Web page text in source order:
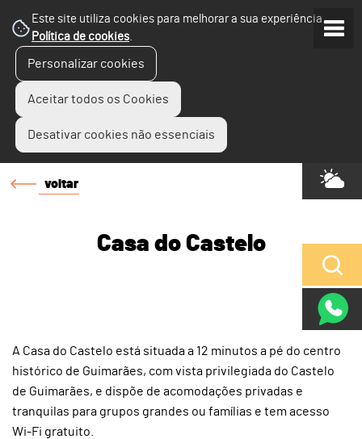
Este site utiliza cookies para melhorar a sua experiência.
Política de cookies.
Personalizar cookies
Aceitar todos os Cookies
Desativar cookies não essenciais
voltar
Casa do Castelo
A Casa do Castelo está situada a 12 minutos a pé do centro
histórico de Guimarães, com vista privilegiada do Castelo
de Guimarães, e dispõe de acomodações privadas e
tranquilas para grupos grandes ou famílias e tem acesso
Wi-Fi gratuito.